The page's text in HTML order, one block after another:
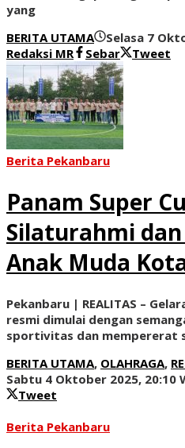
yang
BERITA UTAMA
Selasa 7
Redaksi MR
Sebar Tweet
Berita Pekanbaru
Panam Super
Silaturahmi
Anak Muda
Pekanbaru | REALITAS –
resmi dimulai dengan
sportivitas dan mempererat
BERITA UTAMA, OLAHRAGA,
Sabtu 4 Oktober 2025, 20:10
Tweet
Berita Pekanbaru